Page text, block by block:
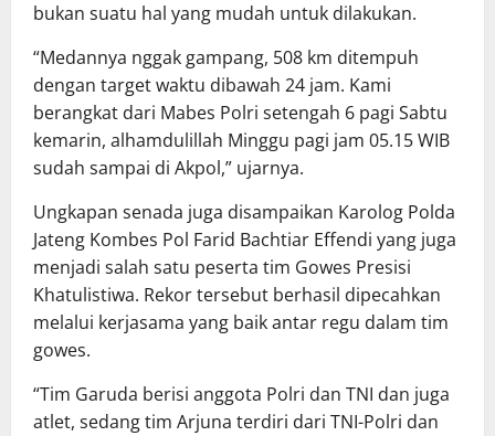
bukan suatu hal yang mudah untuk dilakukan.
“Medannya nggak gampang, 508 km ditempuh
dengan target waktu dibawah 24 jam. Kami
berangkat dari Mabes Polri setengah 6 pagi Sabtu
kemarin, alhamdulillah Minggu pagi jam 05.15 WIB
sudah sampai di Akpol,” ujarnya.
Ungkapan senada juga disampaikan Karolog Polda
Jateng Kombes Pol Farid Bachtiar Effendi yang juga
menjadi salah satu peserta tim Gowes Presisi
Khatulistiwa. Rekor tersebut berhasil dipecahkan
melalui kerjasama yang baik antar regu dalam tim
gowes.
“Tim Garuda berisi anggota Polri dan TNI dan juga
atlet, sedang tim Arjuna terdiri dari TNI-Polri dan